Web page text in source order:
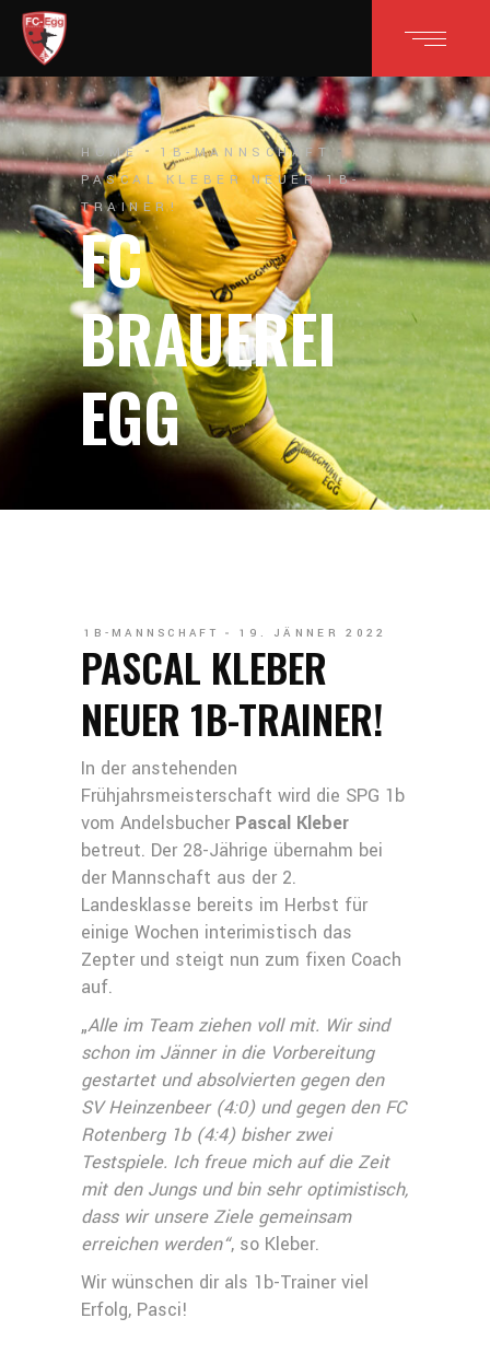
HOME
1B-MANNSCHAFT
PASCAL KLEBER NEUER 1B-
TRAINER!
FC
BRAUEREI
EGG
1B-MANNSCHAFT 19. JÄNNER 2022
PASCAL KLEBER
NEUER 1B-TRAINER!
In der anstehenden
Frühjahrsmeisterschaft wird die SPG 1b
vom Andelsbucher Pascal Kleber
betreut. Der 28-Jährige übernahm bei
der Mannschaft aus der 2.
Landesklasse bereits im Herbst für
einige Wochen interimistisch das
Zepter und steigt nun zum fixen Coach
auf.
„Alle im Team ziehen voll mit. Wir sind
schon im Jänner in die Vorbereitung
gestartet und absolvierten gegen den
SV Heinzenbeer (4:0) und gegen den FC
Rotenberg 1b (4:4) bisher zwei
Testspiele. Ich freue mich auf die Zeit
mit den Jungs und bin sehr optimistisch,
dass wir unsere Ziele gemeinsam
erreichen werden“, so Kleber.
Wir wünschen dir als 1b-Trainer viel
Erfolg, Pasci!